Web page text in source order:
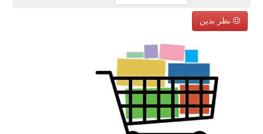
نظر بدین